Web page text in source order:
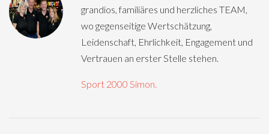
grandios, familiäres und herzliches TEAM,
wo gegenseitige Wertschätzung,
Leidenschaft, Ehrlichkeit, Engagement und
Vertrauen an erster Stelle stehen.
Sport 2000 Simon.